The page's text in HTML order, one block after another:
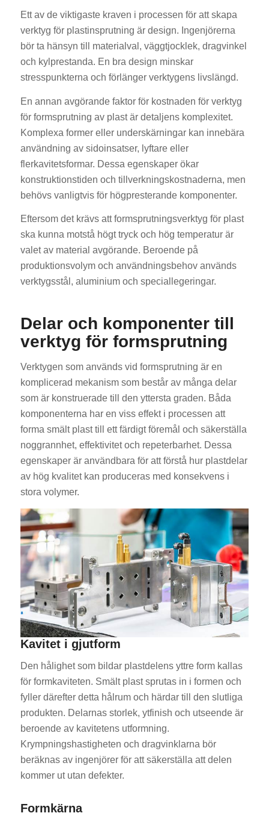
Ett av de viktigaste kraven i processen för att skapa
verktyg för plastinsprutning är design. Ingenjörerna
bör ta hänsyn till materialval, väggtjocklek, dragvinkel
och kylprestanda. En bra design minskar
stresspunkterna och förlänger verktygens livslängd.
En annan avgörande faktor för kostnaden för verktyg
för formsprutning av plast är detaljens komplexitet.
Komplexa former eller underskärningar kan innebära
användning av sidoinsatser, lyftare eller
flerkavitetsformar. Dessa egenskaper ökar
konstruktionstiden och tillverkningskostnaderna, men
behövs vanligtvis för högpresterande komponenter.
Eftersom det krävs att formsprutningsverktyg för plast
ska kunna motstå högt tryck och hög temperatur är
valet av material avgörande. Beroende på
produktionsvolym och användningsbehov används
verktygsstål, aluminium och speciallegeringar.
Delar och komponenter till
verktyg för formsprutning
Verktygen som används vid formsprutning är en
komplicerad mekanism som består av många delar
som är konstruerade till den yttersta graden. Båda
komponenterna har en viss effekt i processen att
forma smält plast till ett färdigt föremål och säkerställa
noggrannhet, effektivitet och repeterbarhet. Dessa
egenskaper är användbara för att förstå hur plastdelar
av hög kvalitet kan produceras med konsekvens i
stora volymer.
Kavitet i gjutform
Den hålighet som bildar plastdelens yttre form kallas
för formkaviteten. Smält plast sprutas in i formen och
fyller därefter detta hålrum och härdar till den slutliga
produkten. Delarnas storlek, ytfinish och utseende är
beroende av kavitetens utformning.
Krympningshastigheten och dragvinklarna bör
beräknas av ingenjörer för att säkerställa att delen
kommer ut utan defekter.
Formkärna